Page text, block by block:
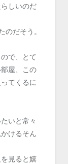
しいのだ
だそう。
で、とて
屋、この
てくるに
いと常々
けるそん
見ると嬉